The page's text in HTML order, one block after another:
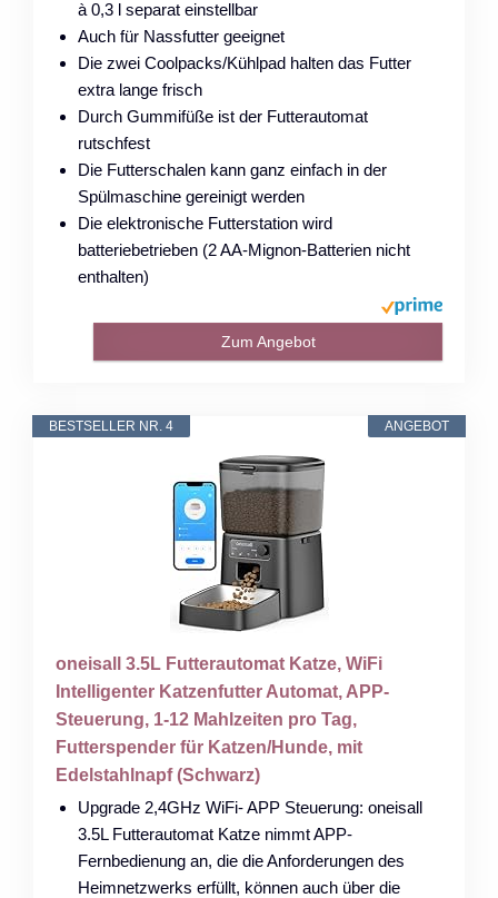
à 0,3 l separat einstellbar
Auch für Nassfutter geeignet
Die zwei Coolpacks/Kühlpad halten das Futter
extra lange frisch
Durch Gummifüße ist der Futterautomat
rutschfest
Die Futterschalen kann ganz einfach in der
Spülmaschine gereinigt werden
Die elektronische Futterstation wird
batteriebetrieben (2 AA-Mignon-Batterien nicht
enthalten)
Zum Angebot
ANGEBOT
BESTSELLER NR. 4
oneisall 3.5L Futterautomat Katze, WiFi
Intelligenter Katzenfutter Automat, APP-
Steuerung, 1-12 Mahlzeiten pro Tag,
Futterspender für Katzen/Hunde, mit
Edelstahlnapf (Schwarz)
Upgrade 2,4GHz WiFi- APP Steuerung: oneisall
3.5L Futterautomat Katze nimmt APP-
Fernbedienung an, die die Anforderungen des
Heimnetzwerks erfüllt, können auch über die